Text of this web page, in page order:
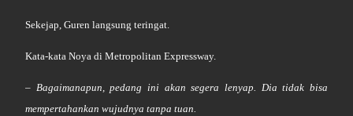
Sekejap, Guren langsung teringat.
Kata-kata Noya di Metropolitan Expressway.
– Bagaimanapun, pedang ini akan segera lenyap. Dia tidak bisa
mempertahankan wujudnya tanpa tuan.